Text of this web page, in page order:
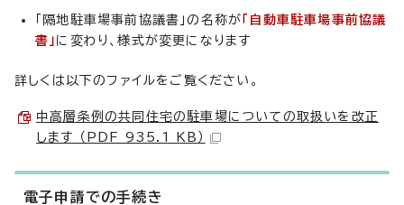
「隔地駐車場事前協議書」の名称が「自動車駐車場事前協議
書」 に変わり、様式が変更になります
詳しくは以下のファイルをご覧ください。
中高層条例の共同住宅の駐車場についての取扱いを改正
します （PDF 935.1 KB）
電子申請での手続き